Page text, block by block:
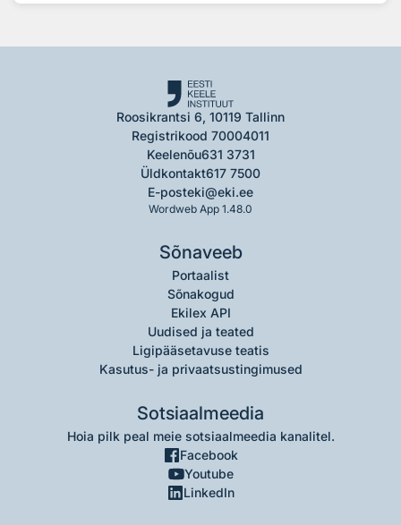
Roosikrantsi 6, 10119 Tallinn
Registrikood 70004011
Keelenõu631 3731
Üldkontakt617 7500
E-posteki@eki.ee
Wordweb App 1.48.0
Sõnaveeb
Portaalist
Sõnakogud
Ekilex API
Uudised ja teated
Ligipääsetavuse teatis
Kasutus- ja privaatsustingimused
Sotsiaalmeedia
Hoia pilk peal meie sotsiaalmeedia kanalitel.
Facebook
Youtube
LinkedIn